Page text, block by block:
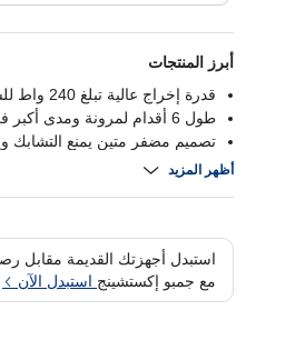
أبرز المنتجات
قدرة إخراج عالية تبلغ 240 واط للشحن السريع
طول 6 أقدام لمرونة ومدى أكبر في الاستخدام
تصميم مضفر متين يمنع التشابك
يدعم نقل البيانات عالي السرعة
أظهر المزيد
استبدل أجهزتك القديمة مقابل
مع جمبو إكستشينج استبدل الآن